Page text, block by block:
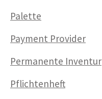
Palette
Payment Provider
Permanente Inventur
Pflichtenheft